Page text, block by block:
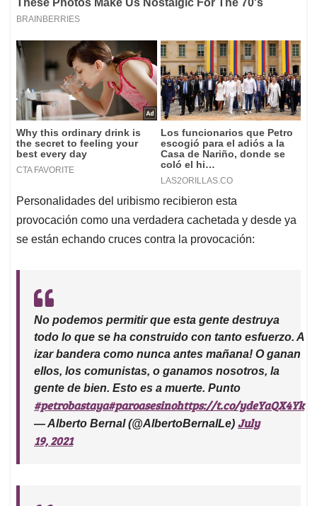
Personalidades del uribismo recibieron esta
provocación como una verdadera cachetada y desde ya
se están echando cruces contra la provocación:
No podemos permitir que esta gente destruya
todo lo que se ha construido con tanto esfuerzo. A
izar bandera como nunca antes mañana! O ganan
ellos, los comunistas, o ganamos nosotros, la
gente de bien. Esto es a muerte. Punto
#petrobastaya#paroasesinohttps://t.co/ydeYaQX4Yk
— Alberto Bernal (@AlbertoBernalLe) July
19, 2021